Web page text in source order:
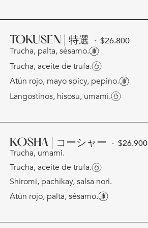
TOKUSEN | 特選 · $26.800
Trucha, palta, sésamo.
Trucha, aceite de trufa.
Atún rojo, mayo spicy, pepino.
Langostinos, hisosu, umami.
KOSHA | コーシャー · $26.900
Trucha, umami.
Trucha, aceite de trufa.
Shiromi, pachikay, salsa nori.
Atún rojo, palta, sésamo.